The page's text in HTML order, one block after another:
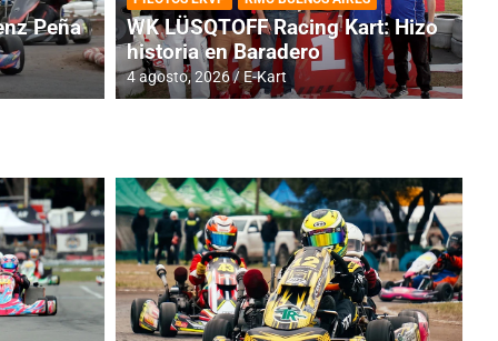
Peña
WK LÜSQTOFF Racing Kart: Hizo
historia en Baradero
4 agosto, 2026 E-Kart
COBERTURA ESPECIAL DE E-KART.COM.AR